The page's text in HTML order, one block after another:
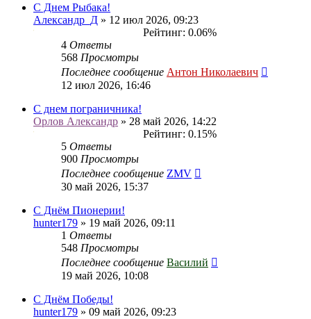
С Днем Рыбака!
Александр_Д » 12 июл 2026, 09:23
Рейтинг: 0.06%
4 Ответы
568 Просмотры
Последнее сообщение Антон Николаевич
12 июл 2026, 16:46
С днем пограничника!
Орлов Александр » 28 май 2026, 14:22
Рейтинг: 0.15%
5 Ответы
900 Просмотры
Последнее сообщение ZMV
30 май 2026, 15:37
С Днём Пионерии!
hunter179 » 19 май 2026, 09:11
1 Ответы
548 Просмотры
Последнее сообщение Василий
19 май 2026, 10:08
С Днём Победы!
hunter179 » 09 май 2026, 09:23